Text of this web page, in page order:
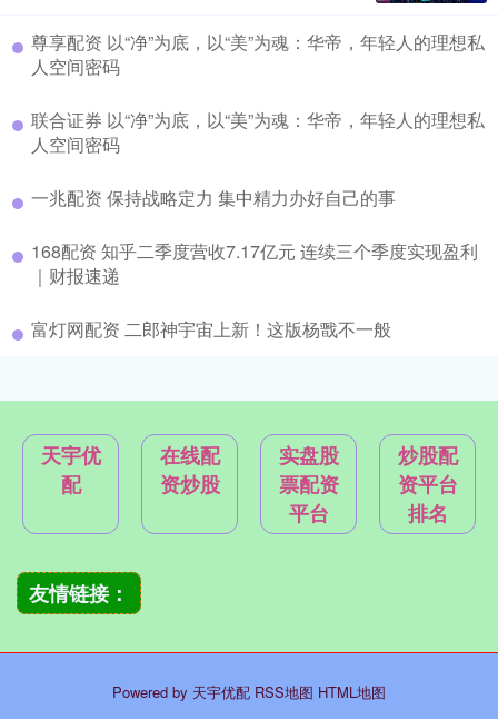
尊享配资 以“净”为底，以“美”为魂：华帝，年轻人的理想私
人空间密码
联合证券 以“净”为底，以“美”为魂：华帝，年轻人的理想私
人空间密码
一兆配资 保持战略定力 集中精力办好自己的事
168配资 知乎二季度营收7.17亿元 连续三个季度实现盈利
｜财报速递
富灯网配资 二郎神宇宙上新！这版杨戬不一般
天宇优
配
在线配
资炒股
实盘股
票配资
平台
炒股配
资平台
排名
友情链接：
Powered by 天宇优配 RSS地图 HTML地图